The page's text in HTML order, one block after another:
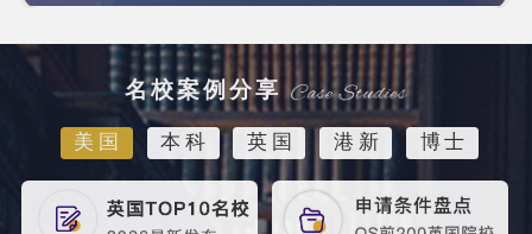
名校案例分享
美国 本科 英国 港新 博士